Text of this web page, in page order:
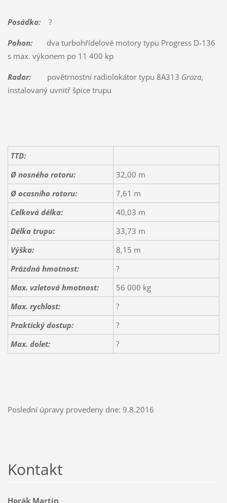
Posádka:?
Pohon:dva turbohřídelové motory typu Progress D-136
s max. výkonem po 11 400 kp
Radar:povětrnostní radiolokátor typu 8A313 Groza,
instalovaný uvnitř špice trupu
TTD:
Ø nosného rotoru:
32,00 m
Ø ocasního rotoru:
7,61 m
Celková délka:
40,03 m
Délka trupu:
33,73 m
Výška:
8,15 m
Prázdná hmotnost:
?
Max. vzletová hmotnost:
56 000 kg
Max. rychlost:
?
Praktický dostup:
?
Max. dolet:
?
Poslední úpravy provedeny dne: 9.8.2016
Kontakt
Horák Martin